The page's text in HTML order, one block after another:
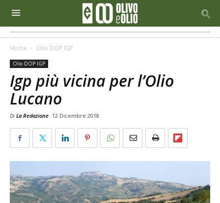
Home Olio DOP IGP
Olio DOP IGP
Igp più vicina per l’Olio
Lucano
Di La Redazione 12 Dicembre 2018